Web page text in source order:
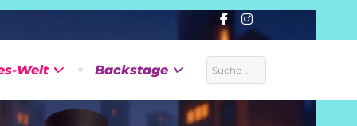
Suchen
Welt Backstage